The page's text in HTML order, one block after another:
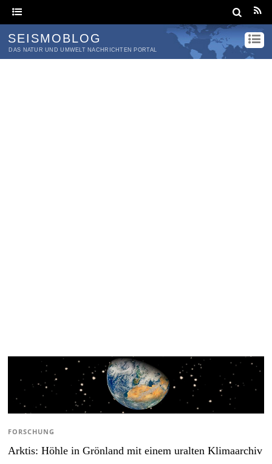
SEISMOBLOG
DAS NATUR UND UMWELT NACHRICHTEN PORTAL
FORSCHUNG
Arktis: Höhle in Grönland mit einem uralten Klimaarchiv